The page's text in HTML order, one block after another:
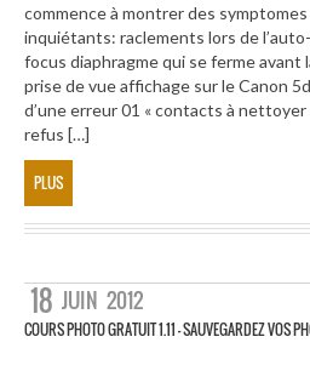
commence à montrer des symptomes
inquiétants: raclements lors de l’auto-
focus diaphragme qui se ferme avant
prise de vue affichage sur le Canon
d’une erreur 01 « contacts à nettoyer
refus […]
PLUS
18 JUIN 2012
COURS PHOTO GRATUIT 1.11 – SAUVEGARDEZ VOS